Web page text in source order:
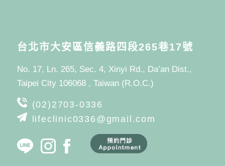
台北市大安區信義路四段265巷17號
No. 17, Ln. 265, Sec. 4, Xinyi Rd., Da’an Dist.,
Taipei City 106068 , Taiwan (R.O.C.)
(02)2703-0336
lifeclinic0336@gmail.com